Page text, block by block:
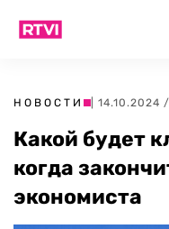
НОВОСТИ | 14.10.2024
Какой будет
когда
экономиста